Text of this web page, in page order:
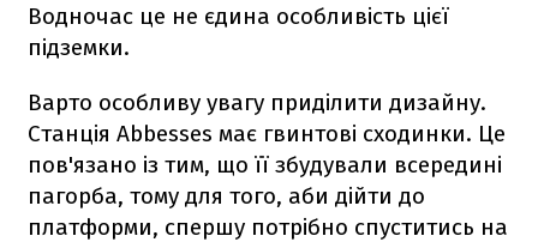
Водночас це не єдина особливість цієї
підземки.
Варто особливу увагу приділити дизайну.
Станція Abbesses має гвинтові сходинки. Це
пов'язано із тим, що її збудували всередині
пагорба, тому для того, аби дійти до
платформи, спершу потрібно спуститись на